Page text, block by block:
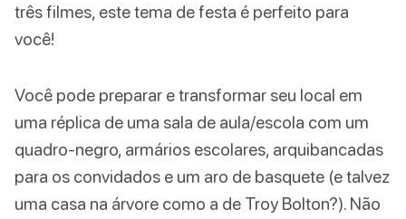
três filmes, este tema de festa é perfeito para
você!
Você pode preparar e transformar seu local em
uma réplica de uma sala de aula/escola com um
quadro-negro, armários escolares, arquibancadas
para os convidados e um aro de basquete (e talvez
uma casa na árvore como a de Troy Bolton?). Não